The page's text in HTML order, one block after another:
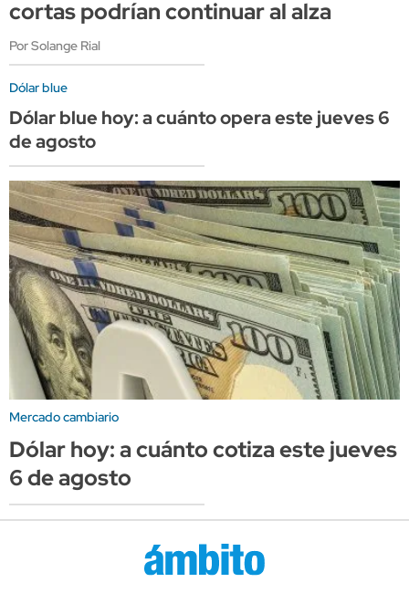
cortas podrían continuar al alza
Por Solange Rial
Dólar blue
Dólar blue hoy: a cuánto opera este jueves 6
de agosto
Mercado cambiario
Dólar hoy: a cuánto cotiza este jueves
6 de agosto